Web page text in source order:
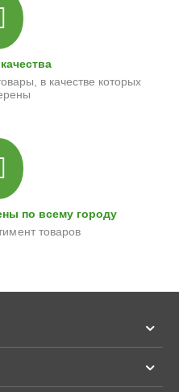
в качестве которых
по всему городу
товаров